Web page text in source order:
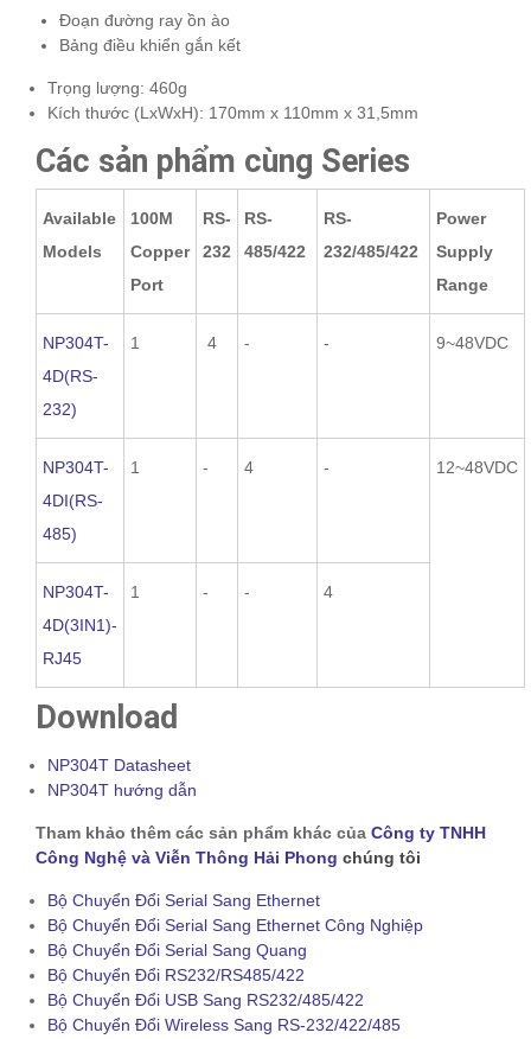
Đoạn đường ray ồn ào
Bảng điều khiển gắn kết
Trọng lượng: 460g
Kích thước (LxWxH): 170mm x 110mm x 31,5mm
Các sản phẩm cùng Series
Available
Models
100M
Copper
Port
RS-
232
RS-
485/422
RS-
232/485/422
Power
Supply
Range
NP304T-
4D(RS-
232)
1 4 - - 9~48VDC
NP304T-
4DI(RS-
485)
1 - 4 - 12~48VDC
NP304T-
4D(3IN1)-
RJ45
1 - - 4
Download
NP304T Datasheet
NP304T hướng dẫn
Tham khảo thêm các sản phẩm khác của Công ty TNHH
Công Nghệ và Viễn Thông Hải Phong chúng tôi
Bộ Chuyển Đổi Serial Sang Ethernet
Bộ Chuyển Đổi Serial Sang Ethernet Công Nghiệp
Bộ Chuyển Đổi Serial Sang Quang
Bộ Chuyển Đổi RS232/RS485/422
Bộ Chuyển Đổi USB Sang RS232/485/422
Bộ Chuyển Đổi Wireless Sang RS-232/422/485